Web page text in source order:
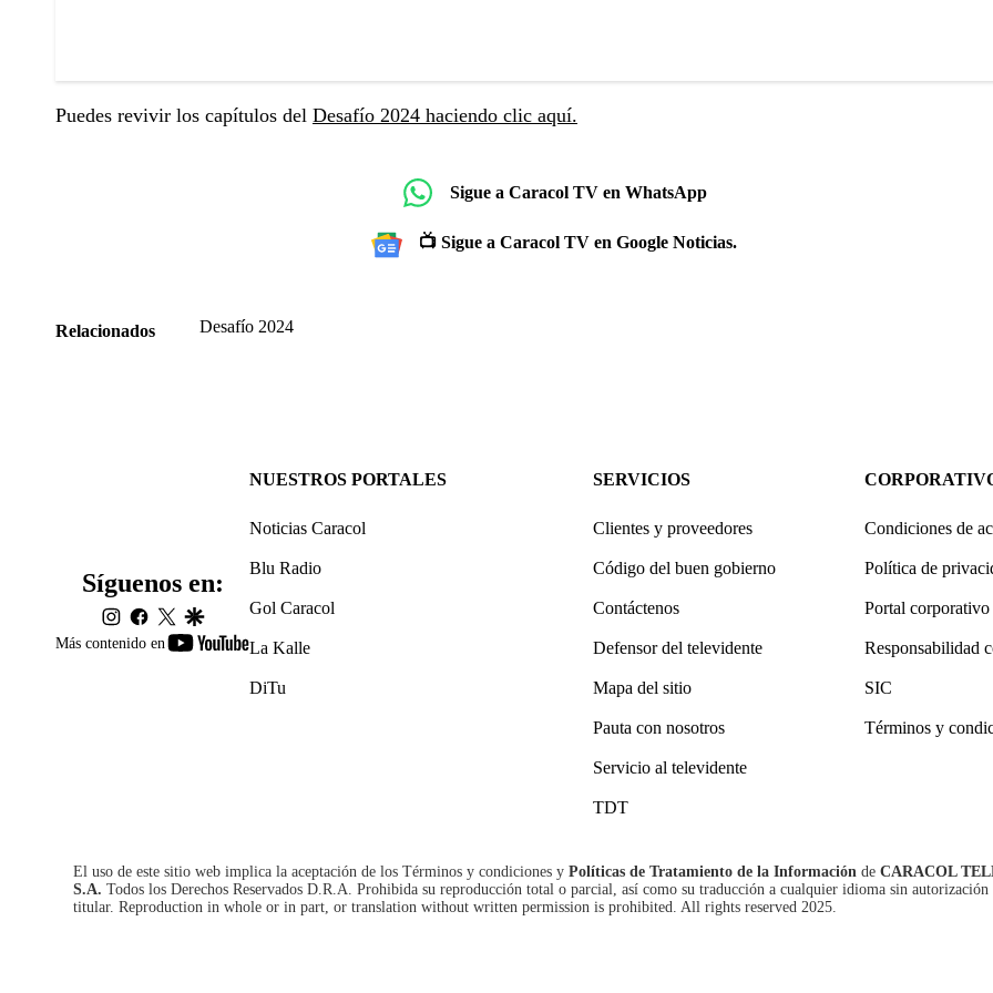
Puedes revivir los capítulos del Desafío 2024 haciendo clic aquí.
Sigue a Caracol TV en WhatsApp
📺 Sigue a Caracol TV en Google Noticias.
Relacionados Desafío 2024
Más contenido en
youtube-
Síguenos en:
instagram
facebook
twittergoogle
NUESTROS PORTALES
Noticias Caracol
Blu Radio
Gol Caracol
La Kalle
DiTu
SERVICIOS
Clientes y proveedores
Código del buen gobierno
Contáctenos
Defensor del televidente
Mapa del sitio
Pauta con nosotros
Servicio al televidente
TDT
Condiciones de
Política de
Portal corporativo
Responsabilidad
SIC
Términos y
El uso de este sitio web implica la aceptación de los Términos y condiciones y Políticas de Tratamiento de la Información de CARACOL
S.A. Todos los Derechos Reservados D.R.A. Prohibida su reproducción total o parcial, así como su traducción a cualquier idioma sin autorización
titular. Reproduction in whole or in part, or translation without written permission is prohibited. All rights reserved 2025.